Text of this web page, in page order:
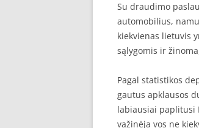
Su draudimo
automobilius,
kiekvienas lietuvis
sąlygomis ir
Pagal statistikos
gautus apklausos
labiausiai paplitusi
važinėja vos ne